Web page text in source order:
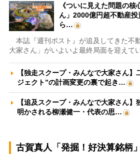
《ついに見えた問題の
ん」2000億円超不動産投
ら…
本誌『週刊ポスト』が追及してきた不
大家さん」がいよいよ最終局面を迎えて
【独走スクープ・みんなで大家さん】
ジェクト”の計画変更の裏で起き…
【追及スクープ・みんなで大家さん
明かされる柳瀬健一・代表の思…
古賀真人「発掘！好決算銘柄」